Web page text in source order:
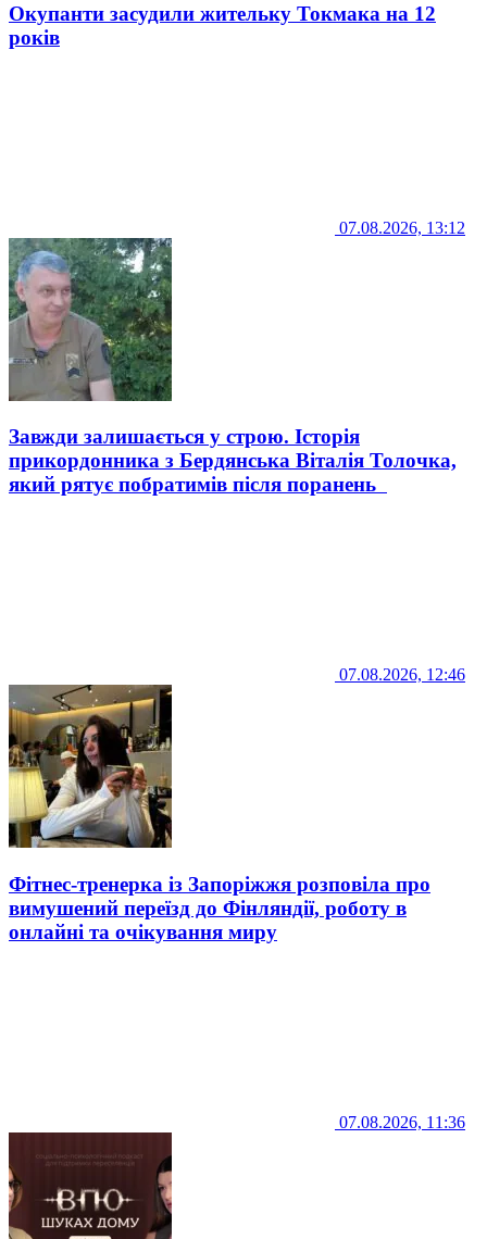
Окупанти засудили жительку Токмака на 12
років
07.08.2026, 13:12
Завжди залишається у строю. Історія
прикордонника з Бердянська Віталія Толочка,
який рятує побратимів після поранень
07.08.2026, 12:46
Фітнес-тренерка із Запоріжжя розповіла про
вимушений переїзд до Фінляндії, роботу в
онлайні та очікування миру
07.08.2026, 11:36